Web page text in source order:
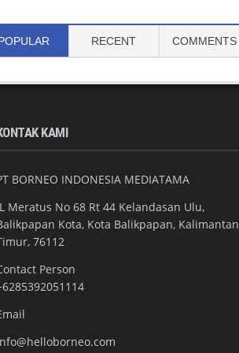
RECENT COMMENTS
KAMI
BORNEO INDONESIA MEDIATAMA
Meratus No 68 Rt 44 Kelandasan Ulu,
Kota, Kota Balikpapan, Kalimantan
76112
Person